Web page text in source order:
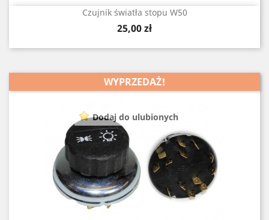
Czujnik światła stopu W50
Cena
25,00 zł
WYPRZEDAŻ!
Dodaj do ulubionych